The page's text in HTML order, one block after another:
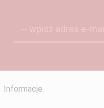
Informacje